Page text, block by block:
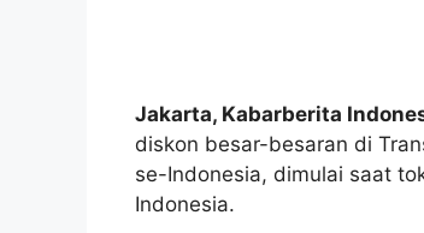
Jakarta, Kabarberita
diskon besar-besaran di
se-Indonesia, dimulai saat
Indonesia.